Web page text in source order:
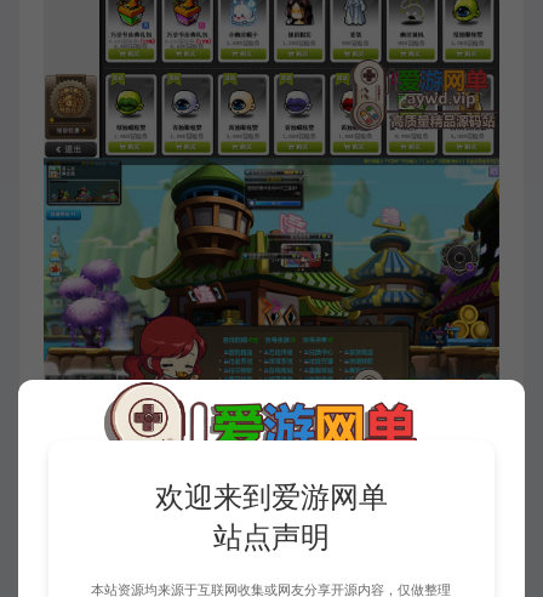
欢迎来到爱游网单
站点声明
本站资源均来源于互联网收集或网友分享开源内容，仅做整理